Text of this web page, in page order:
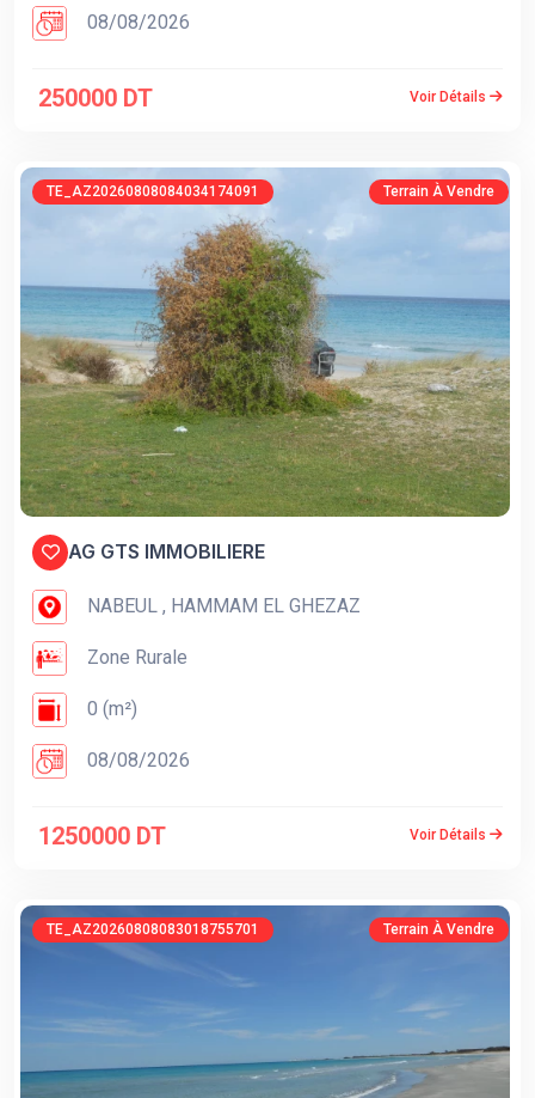
08/08/2026
250000 DT Voir Détails
TE_AZ20260808084034174091 Terrain À Vendre
AG GTS IMMOBILIERE
NABEUL , HAMMAM EL GHEZAZ
Zone Rurale
0 (m²)
08/08/2026
1250000 DT Voir Détails
TE_AZ20260808083018755701 Terrain À Vendre